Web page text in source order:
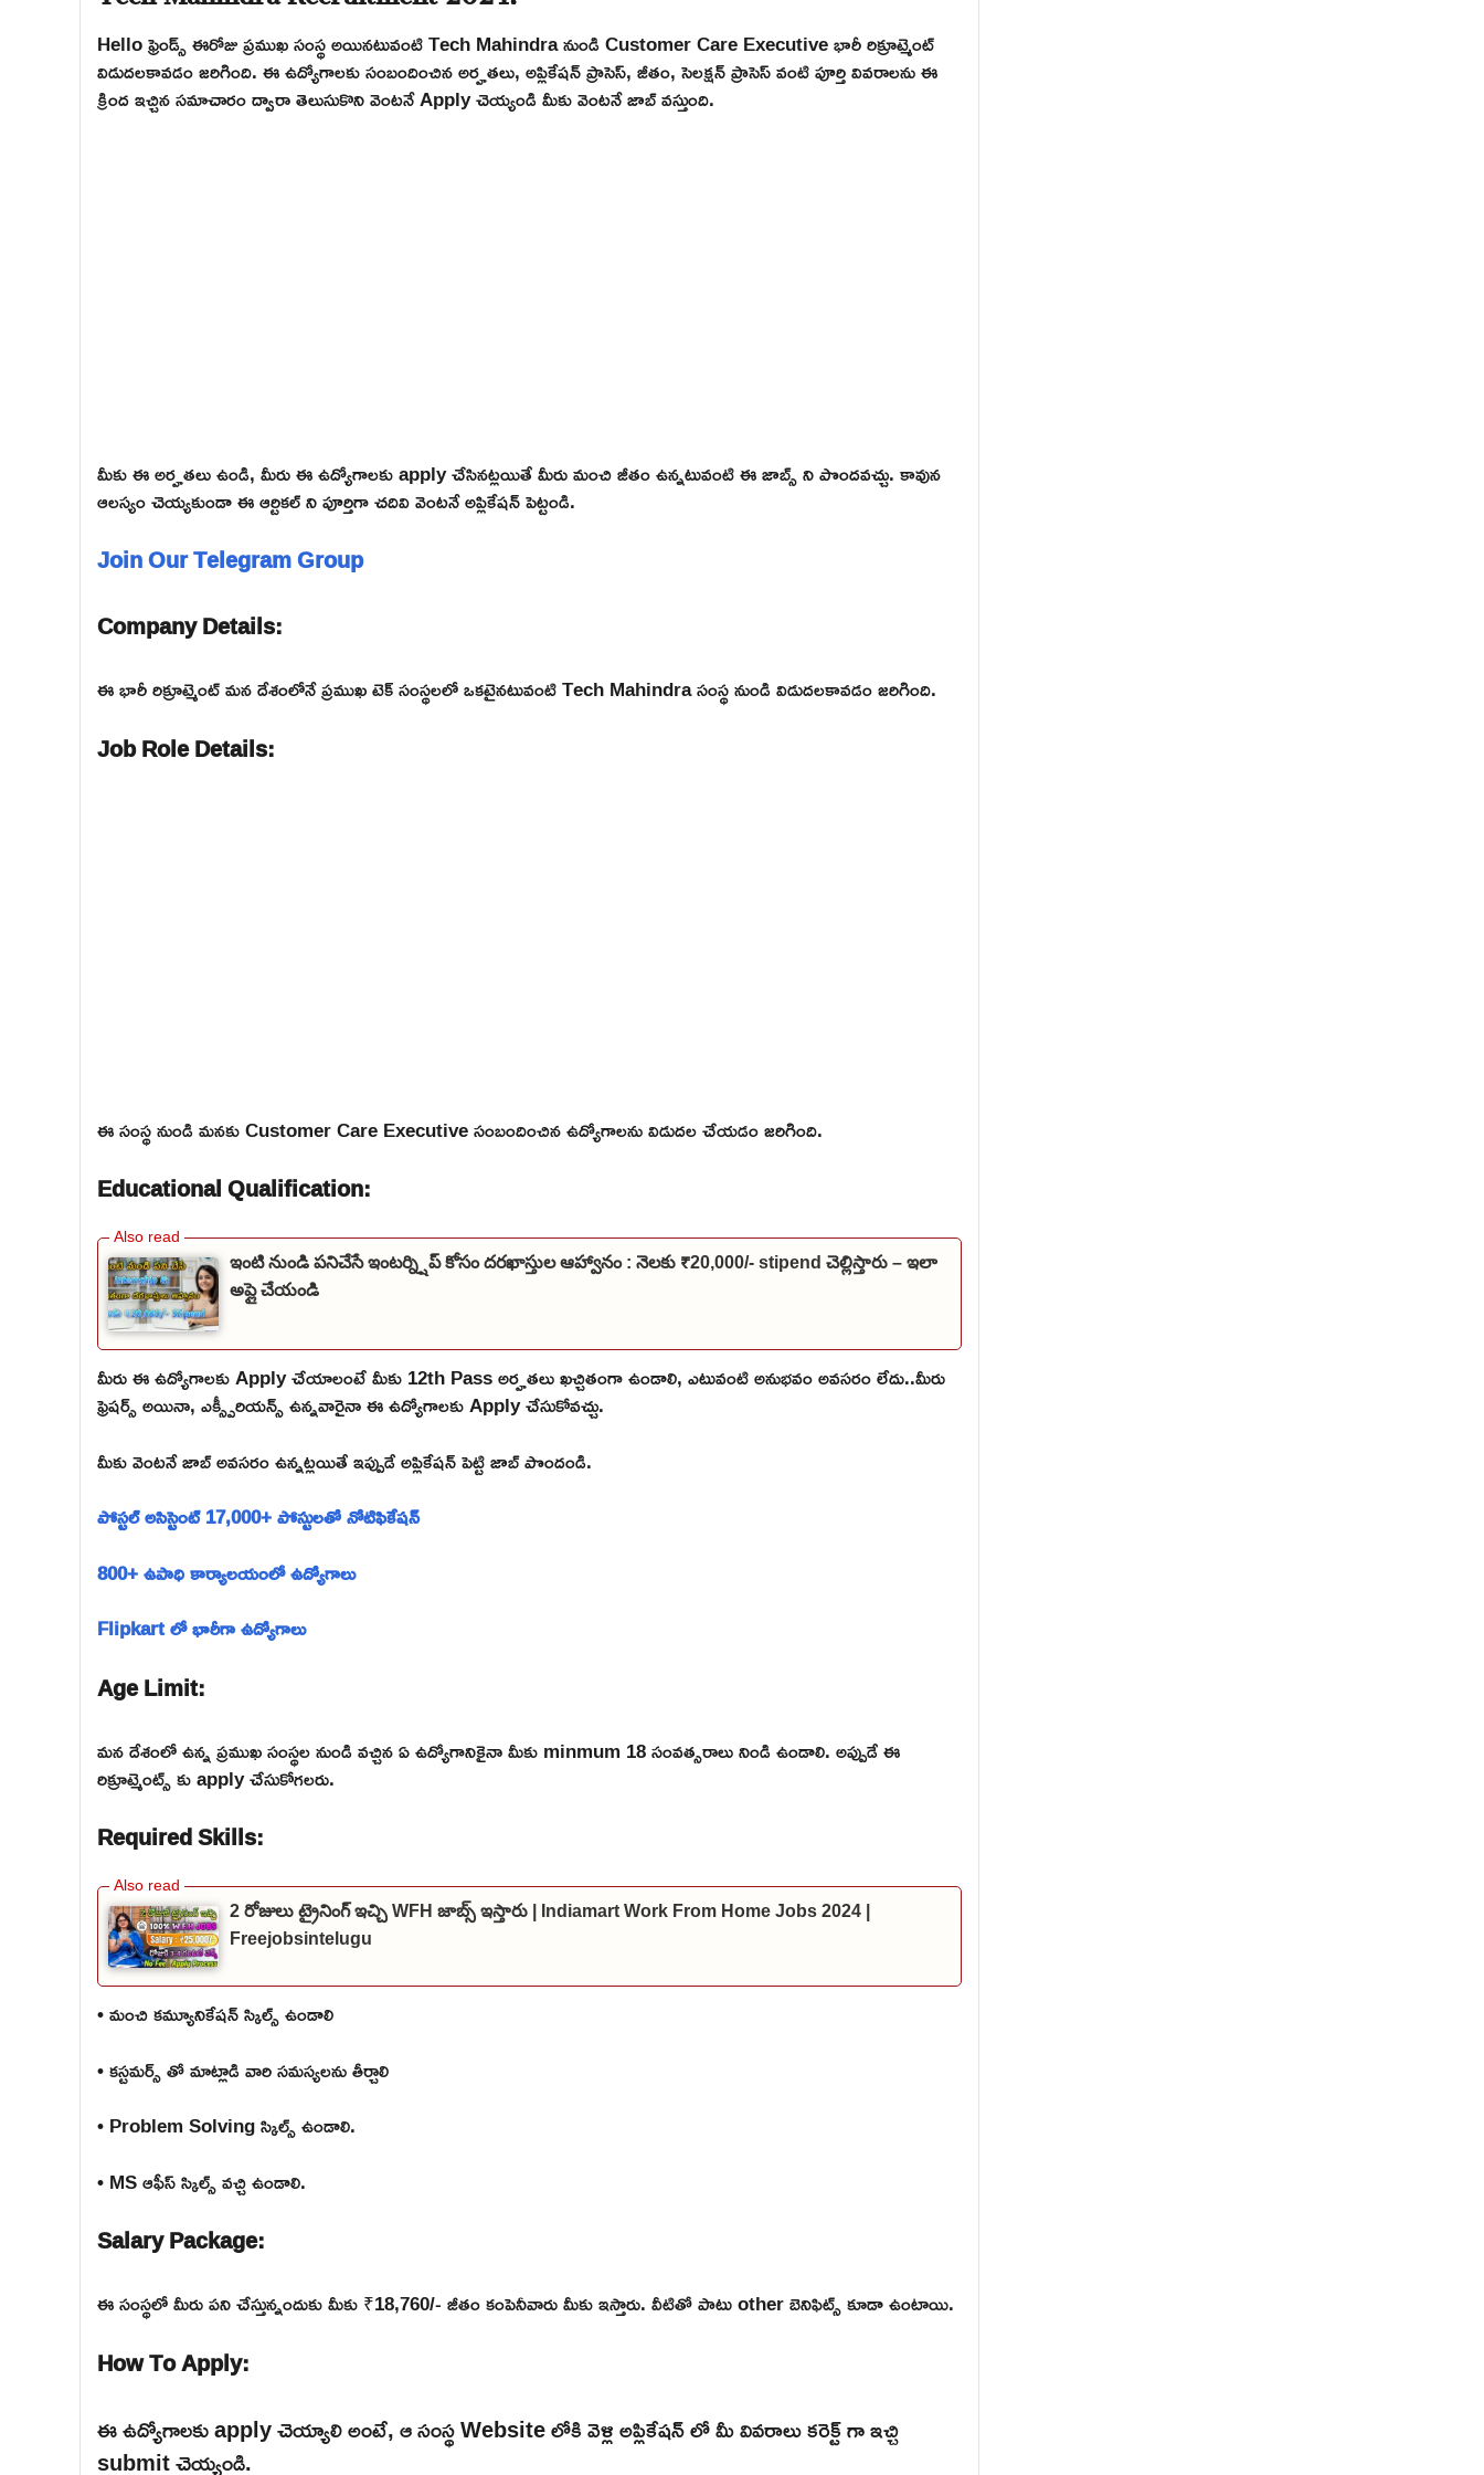
Hello ఫ్రెండ్స్ ఈరోజు ప్రముఖ సంస్థ అయినటువంటి Tech Mahindra నుండి Customer Care Executive భారీ రిక్రూట్మెంట్
విడుదలకావడం జరిగింది. ఈ ఉద్యోగాలకు సంబందించిన అర్హతలు, అప్లికేషన్ ప్రాసెస్, జీతం, సెలక్షన్ ప్రాసెస్ వంటి పూర్తి వివరాలను ఈ
క్రింద ఇచ్చిన సమాచారం ద్వారా తెలుసుకొని వెంటనే Apply చెయ్యండి మీకు వెంటనే జాబ్ వస్తుంది.
మీకు ఈ అర్హతలు ఉండి, మీరు ఈ ఉద్యోగాలకు apply చేసినట్లయితే మీరు మంచి జీతం ఉన్నటువంటి ఈ జాబ్స్ ని పొందవచ్చు. కావున
ఆలస్యం చెయ్యకుండా ఈ ఆర్టికల్ ని పూర్తిగా చదివి వెంటనే అప్లికేషన్ పెట్టండి.
Join Our Telegram Group
Company Details:
ఈ భారీ రిక్రూట్మెంట్ మన దేశంలోనే ప్రముఖ టెక్ సంస్థలలో ఒకటైనటువంటి Tech Mahindra సంస్థ నుండి విడుదలకావడం జరిగింది.
Job Role Details:
ఈ సంస్థ నుండి మనకు Customer Care Executive సంబందించిన ఉద్యోగాలను విడుదల చేయడం జరిగింది.
Educational Qualification:
ఇంటి నుండి పనిచేసే ఇంటర్న్షిప్ కోసం దరఖాస్తుల ఆహ్వానం : నెలకు ₹20,000/- stipend చెల్లిస్తారు – ఇలా
అప్లై చేయండి
మీరు ఈ ఉద్యోగాలకు Apply చేయాలంటే మీకు 12th Pass అర్హతలు ఖచ్చితంగా ఉండాలి, ఎటువంటి అనుభవం అవసరం లేదు..మీరు
ఫ్రెషర్స్ అయినా, ఎక్స్పీరియన్స్ ఉన్నవారైనా ఈ ఉద్యోగాలకు Apply చేసుకోవచ్చు.
మీకు వెంటనే జాబ్ అవసరం ఉన్నట్లయితే ఇప్పుడే అప్లికేషన్ పెట్టి జాబ్ పొందండి.
పోస్టల్ అసిస్టెంట్ 17,000+ పోస్టులతో నోటిఫికేషన్
800+ ఉపాధి కార్యాలయంలో ఉద్యోగాలు
Flipkart లో భారీగా ఉద్యోగాలు
Age Limit:
మన దేశంలో ఉన్న ప్రముఖ సంస్థల నుండి వచ్చిన ఏ ఉద్యోగానికైనా మీకు minmum 18 సంవత్సరాలు నిండి ఉండాలి. అప్పుడే ఈ
రిక్రూట్మెంట్స్ కు apply చేసుకోగలరు.
Required Skills:
2 రోజులు ట్రైనింగ్ ఇచ్చి WFH జాబ్స్ ఇస్తారు | Indiamart Work From Home Jobs 2024 |
Freejobsintelugu
• మంచి కమ్యూనికేషన్ స్కిల్స్ ఉండాలి
• కస్టమర్స్ తో మాట్లాడి వారి సమస్యలను తీర్చాలి
• Problem Solving స్కిల్స్ ఉండాలి.
• MS ఆఫీస్ స్కిల్స్ వచ్చి ఉండాలి.
Salary Package:
ఈ సంస్థలో మీరు పని చేస్తున్నందుకు మీకు ₹18,760/- జీతం కంపెనీవారు మీకు ఇస్తారు. వీటితో పాటు other బెనిఫిట్స్ కూడా ఉంటాయి.
How To Apply:
ఈ ఉద్యోగాలకు apply చెయ్యాలి అంటే, ఆ సంస్థ Website లోకి వెళ్లి అప్లికేషన్ లో మీ వివరాలు కరెక్ట్ గా ఇచ్చి
submit చెయ్యండి.